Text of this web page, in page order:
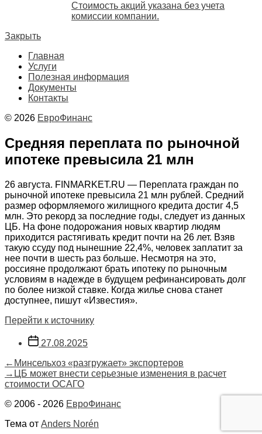
Стоимость акций указана без учета
комиссии компании.
Закрыть
Главная
Услуги
Полезная информация
Документы
Контакты
© 2026 ЕвроФинанс
Средняя переплата по рыночной
ипотеке превысила 21 млн
26 августа. FINMARKET.RU — Переплата граждан по
рыночной ипотеке превысила 21 млн рублей. Средний
размер оформляемого жилищного кредита достиг 4,5
млн. Это рекорд за последние годы, следует из данных
ЦБ. На фоне подорожания новых квартир людям
приходится растягивать кредит почти на 26 лет. Взяв
такую ссуду под нынешние 22,4%, человек заплатит за
нее почти в шесть раз больше. Несмотря на это,
россияне продолжают брать ипотеку по рыночным
условиям в надежде в будущем рефинансировать долг
по более низкой ставке. Когда жилье снова станет
доступнее, пишут «Известия».
Перейти к источнику
Дата
записи
27.08.2025
Навигация
по
записям
← Предыдущая
запись:
Минсельхоз «разгружает» экспортеров
→ Следующая
запись:
ЦБ может внести серьезные изменения в расчет
стоимости ОСАГО
© 2006 - 2026 ЕвроФинанс
Тема от Anders Norén